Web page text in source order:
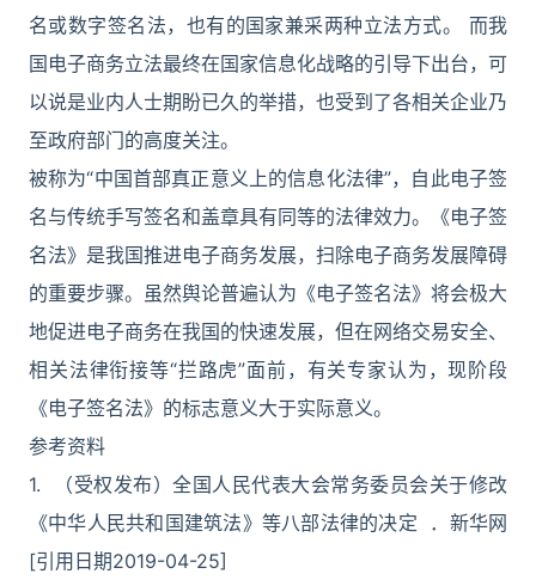
名或数字签名法，也有的国家兼采两种立法方式。 而我
国电子商务立法最终在国家信息化战略的引导下出台，可
以说是业内人士期盼已久的举措，也受到了各相关企业乃
至政府部门的高度关注。
被称为“中国首部真正意义上的信息化法律”，自此电子签
名与传统手写签名和盖章具有同等的法律效力。《电子签
名法》是我国推进电子商务发展，扫除电子商务发展障碍
的重要步骤。虽然舆论普遍认为《电子签名法》将会极大
地促进电子商务在我国的快速发展，但在网络交易安全、
相关法律衔接等“拦路虎”面前，有关专家认为，现阶段
《电子签名法》的标志意义大于实际意义。
参考资料
1. （受权发布）全国人民代表大会常务委员会关于修改
《中华人民共和国建筑法》等八部法律的决定 ．新华网
[引用日期2019-04-25]